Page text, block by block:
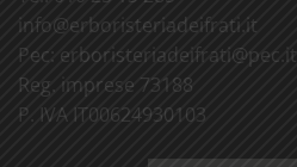
info@erboristeriadeifrati.it
Pec: erboristeriadeifrati@pec.it
Reg. imprese 73188
P. IVA IT00624930103